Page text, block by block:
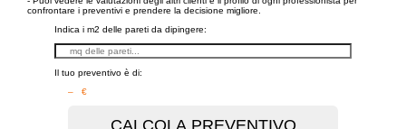
confrontare i preventivi e prendere la decisione migliore.
Indica i m2 delle pareti da dipingere:
Il tuo preventivo è di:
– €